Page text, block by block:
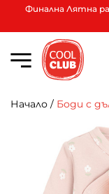
Финална Лятна
Начало / Боди с